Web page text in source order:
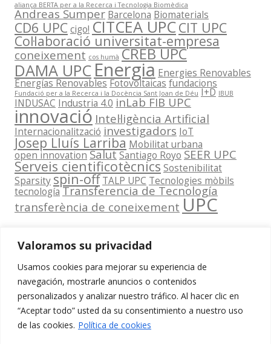
Valoramos su privacidad
Usamos cookies para mejorar su experiencia de
navegación, mostrarle anuncios o contenidos
personalizados y analizar nuestro tráfico. Al hacer clic en
“Aceptar todo” usted da su consentimiento a nuestro uso
de las cookies. Política de cookies
aliança BERTA per a la Recerca i Tecnologia Biomèdica
Andreas Sumper Barcelona Biomaterials
CD6 UPCcigo! CITCEA UPCCIT UPC
Col·laboració universitat-empresa
coneixement cos humà CREB UPC
DAMA UPC Energia Energies Renovables
Energías RenovablesFotovoltaicas fundacions
Fundació per a la Recerca i la Docència Sant Joan de Déu I+D IBUB
INDUSAC Industria 4.0 inLab FIB UPC
innovació Intel·ligència Artificial
Internacionalització investigadors IoT
Josep Lluís Larriba Mobilitat urbana
open innovation SalutSantiago Royo SEER UPC
Serveis cientificotècnics Sostenibilitat
Sparsityspin-off TALP UPC Tecnologies mòbils
tecnología Transferencia de Tecnología
transferència de coneixement UPC
Contacta
amb
nosaltres
Edifici
www.cit.upc.edu
Segueix-nos